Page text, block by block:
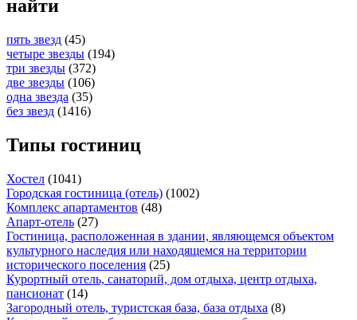
найти
пять звезд (45)
четыре звезды (194)
три звезды (372)
две звезды (106)
одна звезда (35)
без звезд (1416)
Типы гостиниц
Хостел (1041)
Городская гостиница (отель) (1002)
Комплекс апартаментов (48)
Апарт-отель (27)
Гостиница, расположенная в здании, являющемся объектом
культурного наследия или находящемся на территории
исторического поселения (25)
Курортный отель, санаторий, дом отдыха, центр отдыха,
пансионат (14)
Загородный отель, туристская база, база отдыха (8)